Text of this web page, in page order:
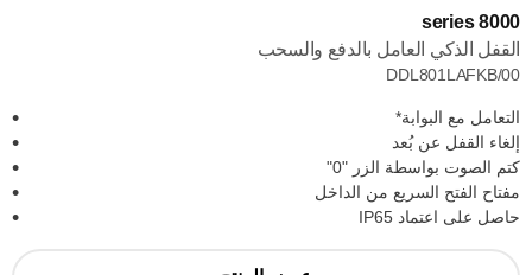
8000 series
القفل الذكي العامل بالدفع والسحب
DDL801LAFKB/00
التعامل مع البوابة*
إلغاء القفل عن بُعد
كتم الصوت بواسطة الزر "0"
مفتاح الفتح السريع من الداخل
حاصل على اعتماد IP65